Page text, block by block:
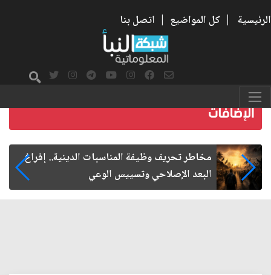
الرئيسية | كل المواضيع | اتصل بنا
زيارة الأربعين.. من الفاعلية المجتمعية إلى
الفاعلة